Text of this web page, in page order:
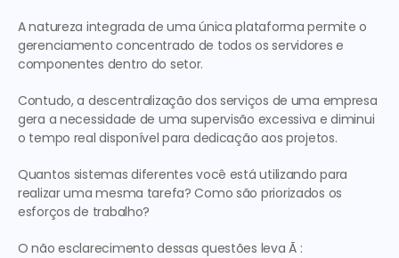
A natureza integrada de uma única plataforma permite o
gerenciamento concentrado de todos os servidores e
componentes dentro do setor.
Contudo, a descentralização dos serviços de uma empresa
gera a necessidade de uma supervisão excessiva e diminui
o tempo real disponível para dedicação aos projetos.
Quantos sistemas diferentes você está utilizando para
realizar uma mesma tarefa? Como são priorizados os
esforços de trabalho?
O não esclarecimento dessas questões leva Ã :